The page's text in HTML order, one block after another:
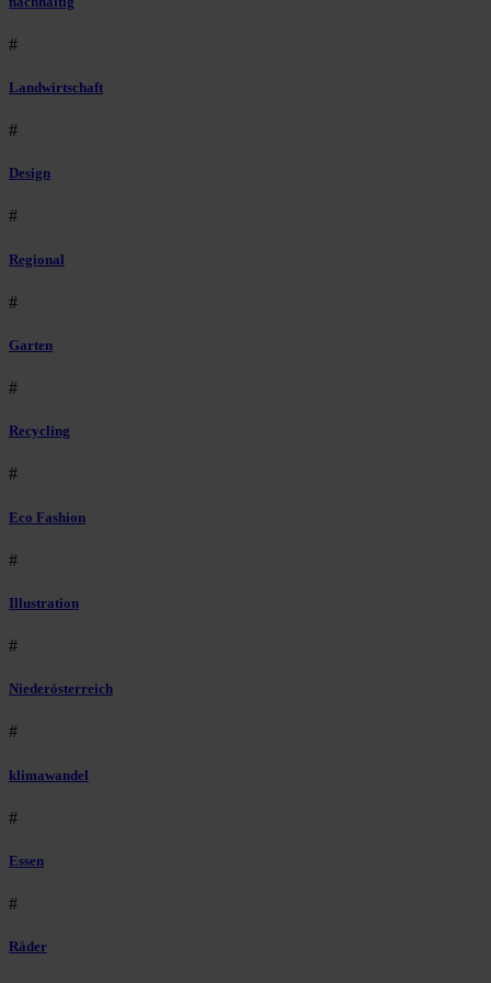
#
Landwirtschaft
#
Design
#
Regional
#
Garten
#
Recycling
#
Eco Fashion
#
Illustration
#
Niederösterreich
#
klimawandel
#
Essen
#
Räder